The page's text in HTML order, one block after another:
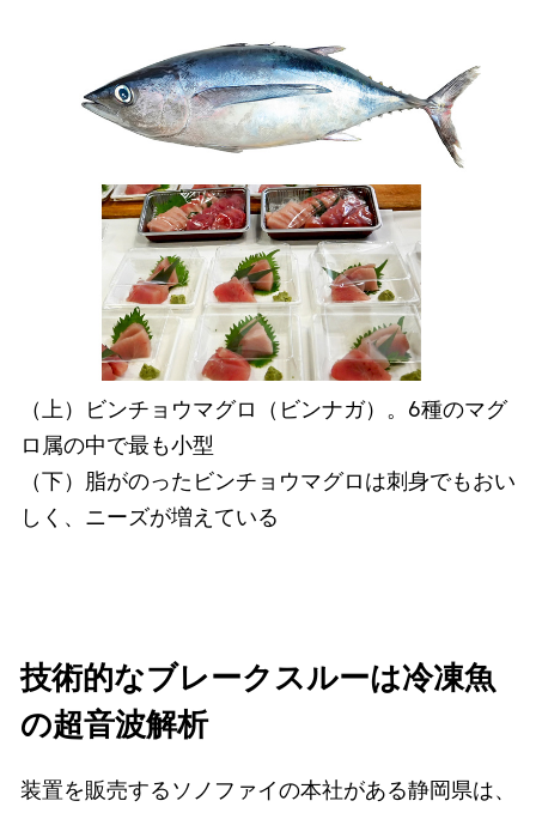
（上）ビンチョウマグロ（ビンナガ）。6種のマグ
ロ属の中で最も小型
（下）脂がのったビンチョウマグロは刺身でもおい
しく、ニーズが増えている
技術的なブレークスルーは冷凍魚
の超音波解析
装置を販売するソノファイの本社がある静岡県は、